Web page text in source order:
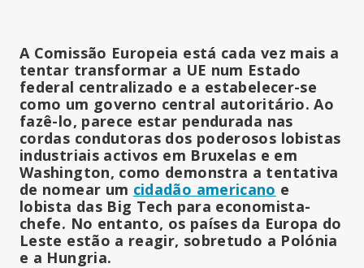
A Comissão Europeia está cada vez mais a
tentar transformar a UE num Estado
federal centralizado e a estabelecer-se
como um governo central autoritário. Ao
fazê-lo, parece estar pendurada nas
cordas condutoras dos poderosos lobistas
industriais activos em Bruxelas e em
Washington, como demonstra a tentativa
de nomear um cidadão americano e
lobista das Big Tech para economista-
chefe. No entanto, os países da Europa do
Leste estão a reagir, sobretudo a Polónia
e a Hungria.